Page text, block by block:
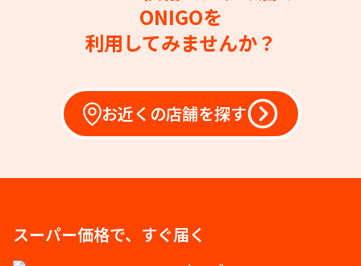
ONIGOを
利用してみませんか？
お近くの店舗を探す
スーパー価格で、すぐ届く